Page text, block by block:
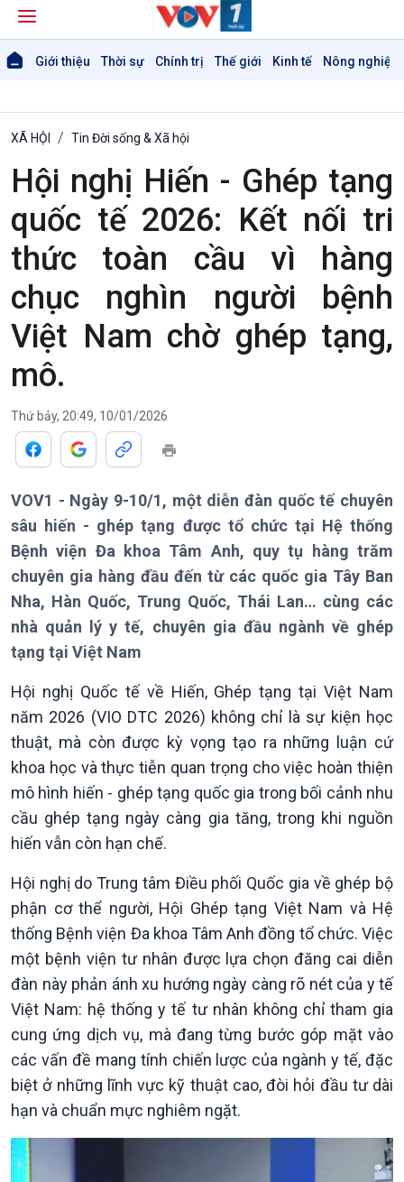
Giới thiệu Thời sự Chính trị Thế giới Kinh tế Nông nghiệp
Giới thiệu
Thời sự
Thời sự 18h
Thời sự 21h30
Bản tin
Chuyên mục
Theo dòng Thời sự
XÃ HỘI Tin Đời sống & Xã hội
Hội nghị Hiến - Ghép tạng
quốc tế 2026: Kết nối tri
thức toàn cầu vì hàng
chục nghìn người bệnh
Việt Nam chờ ghép tạng,
mô.
Thứ bảy, 20:49, 10/01/2026
VOV1 - Ngày 9-10/1, một diễn đàn quốc tế chuyên
sâu hiến - ghép tạng được tổ chức tại Hệ thống
Bệnh viện Đa khoa Tâm Anh, quy tụ hàng trăm
chuyên gia hàng đầu đến từ các quốc gia Tây Ban
Nha, Hàn Quốc, Trung Quốc, Thái Lan… cùng các
nhà quản lý y tế, chuyên gia đầu ngành về ghép
tạng tại Việt Nam
Hội nghị Quốc tế về Hiến, Ghép tạng tại Việt Nam
năm 2026 (VIO DTC 2026) không chỉ là sự kiện học
thuật, mà còn được kỳ vọng tạo ra những luận cứ
khoa học và thực tiễn quan trọng cho việc hoàn thiện
mô hình hiến - ghép tạng quốc gia trong bối cảnh nhu
cầu ghép tạng ngày càng gia tăng, trong khi nguồn
hiến vẫn còn hạn chế.
Hội nghị do Trung tâm Điều phối Quốc gia về ghép bộ
phận cơ thể người, Hội Ghép tạng Việt Nam và Hệ
thống Bệnh viện Đa khoa Tâm Anh đồng tổ chức. Việc
một bệnh viện tư nhân được lựa chọn đăng cai diễn
đàn này phản ánh xu hướng ngày càng rõ nét của y tế
Việt Nam: hệ thống y tế tư nhân không chỉ tham gia
cung ứng dịch vụ, mà đang từng bước góp mặt vào
các vấn đề mang tính chiến lược của ngành y tế, đặc
biệt ở những lĩnh vực kỹ thuật cao, đòi hỏi đầu tư dài
hạn và chuẩn mực nghiêm ngặt.